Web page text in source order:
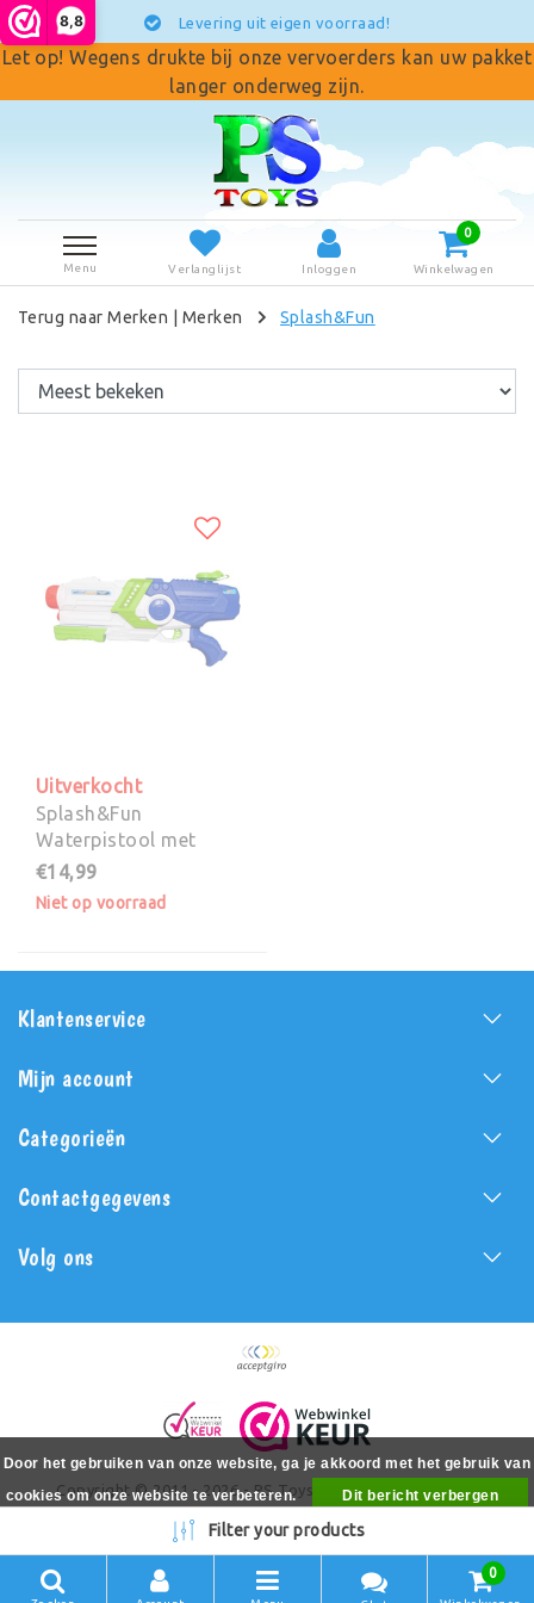
8,8 Levering uit eigen voorraad!
Let op! Wegens drukte bij onze vervoerders kan uw pakket
langer onderweg zijn.
Menu Verlanglijst Inloggen
0
Winkelwagen
Terug naar Merken | Merken Splash&Fun
Uitverkocht
Splash&Fun
Waterpistool met
Pompfunctie - 46 cm
€14,99
Niet op voorraad
Klantenservice
Mijn account
Categorieën
Contactgegevens
Volg ons
Copyright © 2011 - 2026 - PS Toys - All rights reserved -
RealizationPSToys.nl
Filter your products
0
Door het gebruiken van onze website, ga je akkoord met het gebruik van
cookies om onze website te verbeteren.
Dit bericht verbergen
Meer over cookies »